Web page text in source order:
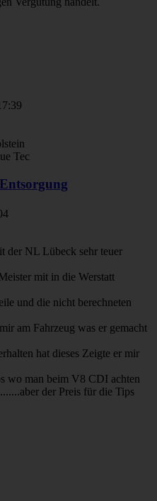
Tec
der NL Lübeck sehr teuer
mit in die Werstatt
und die nicht berechneten
am Fahrzeug was er gemacht
hat dieses Zeigte er mir
wo man beim V8 CDI achten
der Preis für die Tips